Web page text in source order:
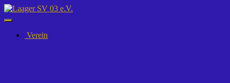
Navigation
umschalten
Verein